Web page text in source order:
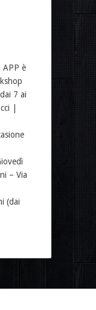
APP è
7 ai
|
– Via
(dai